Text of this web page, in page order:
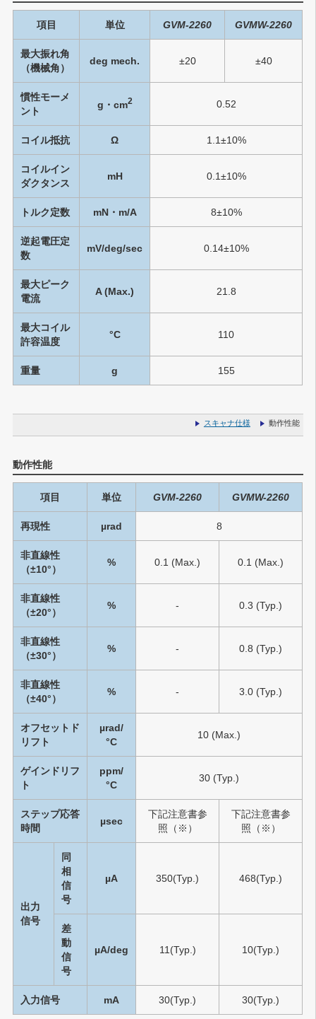
項目 単位 GVM-2260 GVMW-2260
最大振れ角
（機械角）
deg mech. ±20 ±40
慣性モーメ
ント
g・cm2 0.52
コイル抵抗 Ω 1.1±10%
コイルイン
ダクタンス
mH 0.1±10%
トルク定数 mN・m/A 8±10%
逆起電圧定
数
mV/deg/sec 0.14±10%
最大ピーク
電流
A (Max.) 21.8
最大コイル
許容温度
°C 110
重量 g 155
スキャナ仕様 動作性能
動作性能
項目 単位 GVM-2260 GVMW-2260
再現性 µrad 8
非直線性
（±10°）
% 0.1 (Max.) 0.1 (Max.)
非直線性
（±20°）
% - 0.3 (Typ.)
非直線性
（±30°）
% - 0.8 (Typ.)
非直線性
（±40°）
% - 3.0 (Typ.)
オフセットド
リフト
µrad/
°C
10 (Max.)
ゲインドリフ
ト
ppm/
°C
30 (Typ.)
ステップ応答
時間
µsec
下記注意書参
照（※）
下記注意書参
照（※）
出力
信号
同
相
信
号
µA 350(Typ.) 468(Typ.)
差
動
信
号
µA/deg 11(Typ.) 10(Typ.)
入力信号 mA 30(Typ.) 30(Typ.)